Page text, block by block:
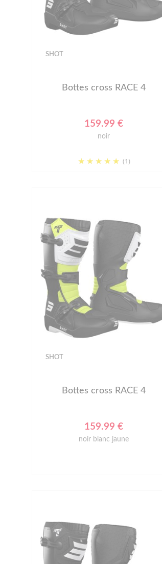
SHOT
Bottes cross RACE 4
159.99 €
noir
(1)
SHOT
Bottes cross RACE 4
159.99 €
noir blanc jaune